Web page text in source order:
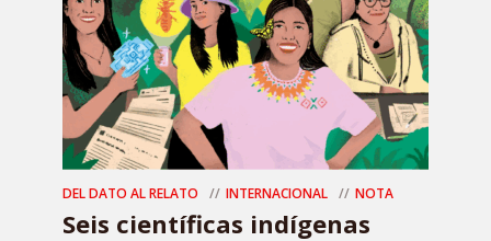
DEL DATO AL RELATO INTERNACIONAL NOTA
Seis científicas indígenas